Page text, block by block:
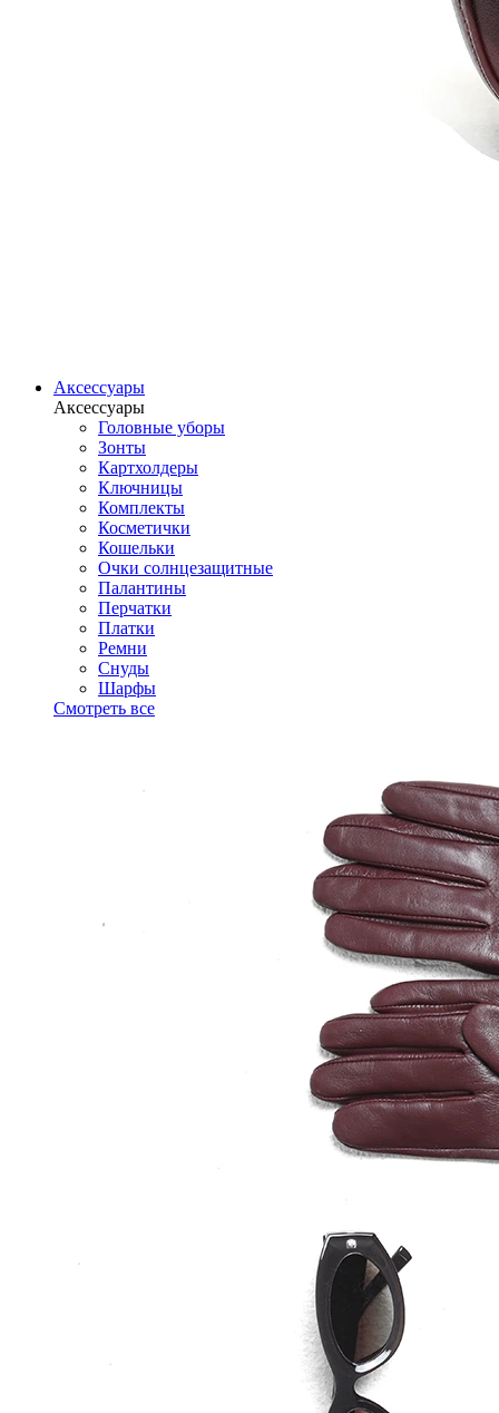
Аксессуары
Аксессуары
Головные уборы
Зонты
Картхолдеры
Ключницы
Комплекты
Косметички
Кошельки
Очки солнцезащитные
Палантины
Перчатки
Платки
Ремни
Снуды
Шарфы
Смотреть все